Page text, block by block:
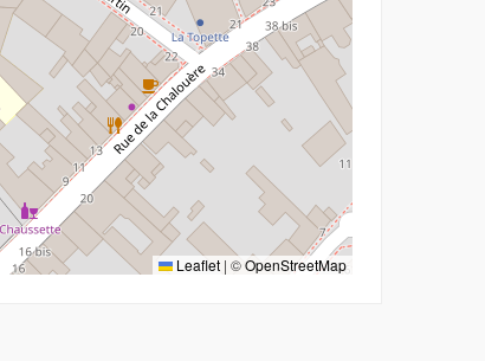
Leaflet | ©OpenStreetMap